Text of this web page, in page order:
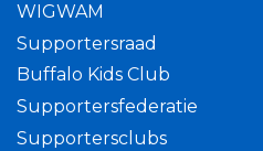
WIGWAM
Supportersraad
Buffalo Kids Club
Supportersfederatie
Supportersclubs